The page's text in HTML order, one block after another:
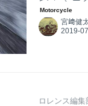
宮﨑健
ロレンス編集